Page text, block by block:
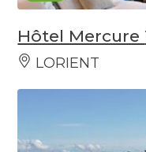
Hôtel Mercure
LORIENT